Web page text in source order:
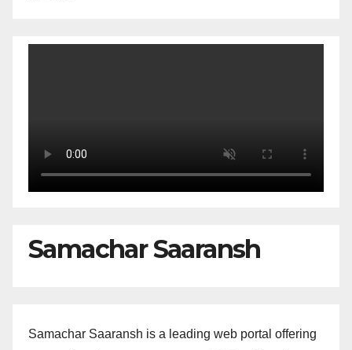
Samachar Saaransh
Samachar Saaransh is a leading web portal offering